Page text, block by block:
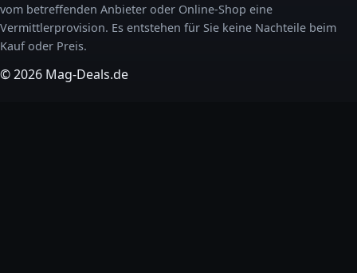
vom betreffenden Anbieter oder Online-Shop eine
Vermittlerprovision. Es entstehen für Sie keine Nachteile beim
Kauf oder Preis.
© 2026 Mag-Deals.de